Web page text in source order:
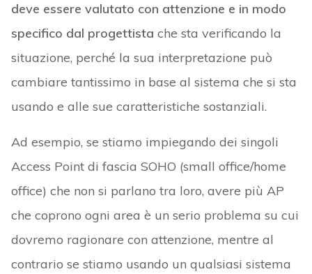
deve essere valutato con attenzione e in modo
specifico dal progettista che sta verificando la
situazione, perché la sua interpretazione può
cambiare tantissimo in base al sistema che si sta
usando e alle sue caratteristiche sostanziali.
Ad esempio, se stiamo impiegando dei singoli
Access Point di fascia SOHO (small office/home
office) che non si parlano tra loro, avere più AP
che coprono ogni area è un serio problema su cui
dovremo ragionare con attenzione, mentre al
contrario se stiamo usando un qualsiasi sistema